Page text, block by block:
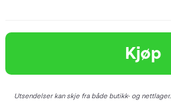
Kjøp
Utsendelser kan skje fra både butikk- og nettlager.